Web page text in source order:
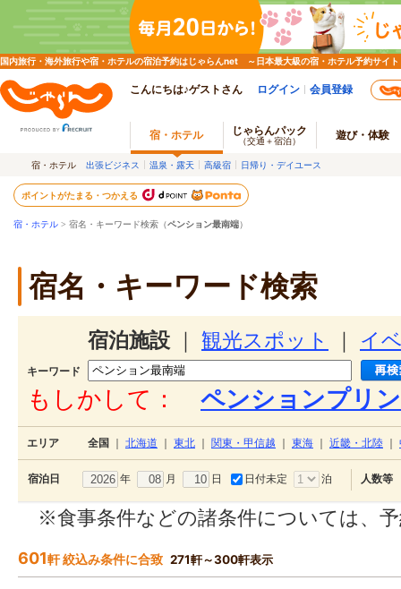
国内旅行・海外旅行や宿・ホテルの宿泊予約はじゃらんnet ～日本最大級の宿・ホテル予約サイト
こんにちは♪ゲストさん ログイン 会員登録
宿・ホテル じゃらんパック
（交通＋宿泊） 遊び・体験
宿・ホテル 出張ビジネス 温泉・露天 高級宿 日帰り・デイユース
ポイントがたまる・つかえる
宿・ホテル > 宿名・キーワード検索（ペンション最南端）
宿名・キーワード検索
宿泊施設 観光スポット イ
キーワード
もしかして： ペンションプリ
エリア 全国 北海道 東北 関東・甲信越 東海 近畿・北陸
宿泊日 年 月 日 日付未定 泊 人数等
※食事条件などの諸条件については、
601軒 絞込み条件に合致 271軒～300軒表示